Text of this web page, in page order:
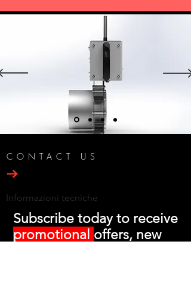
CONTACT US
Informazioni tecniche
Subscribe today to receive
promotional offers, new